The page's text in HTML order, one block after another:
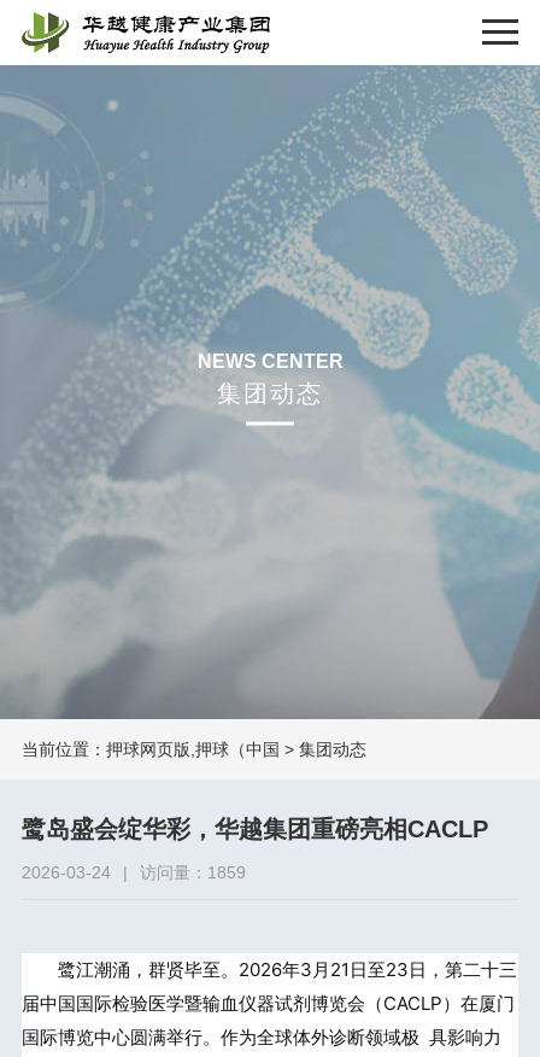
NEWS CENTER
集团动态
当前位置： 押球网页版,押球（中国 > 集团动态
鹭岛盛会绽华彩，华越集团重磅亮相CACLP
2026-03-24 | 访问量：1859
鹭江潮涌，群贤毕至。2026年3月21日至23日，第二十三
届中国国际检验医学暨输血仪器试剂博览会（CACLP）在厦门
国际博览中心圆满举行。作为全球体外诊断领域极 具影响力